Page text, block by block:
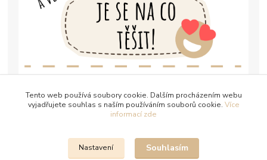
Tento web používá soubory cookie. Dalším procházením webu
vyjadřujete souhlas s naším používáním souborů cookie. Více
informací zde
Nastavení Souhlasím